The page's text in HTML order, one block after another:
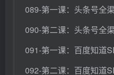
089-第一课：头条号全
090-第二课：头条号全
091-第一课：百度知道
092-第二课：百度知道